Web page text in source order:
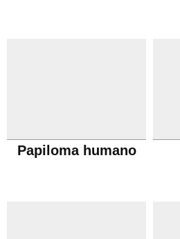
Papiloma humano